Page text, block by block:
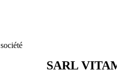
SARL